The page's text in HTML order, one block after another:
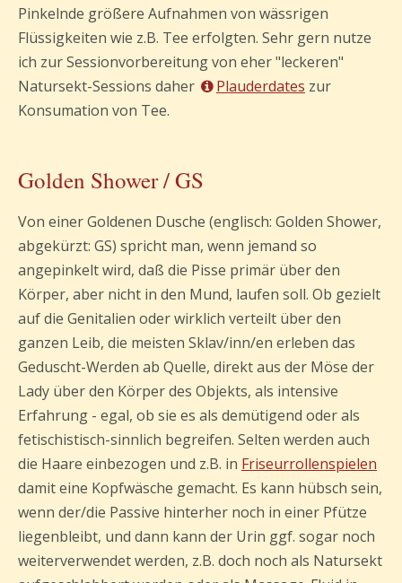
Pinkelnde größere Aufnahmen von wässrigen
Flüssigkeiten wie z.B. Tee erfolgten. Sehr gern nutze
ich zur Sessionvorbereitung von eher "leckeren"
Natursekt-Sessions daher
Plauderdates zur
Konsumation von Tee.
Golden Shower / GS
Von einer Goldenen Dusche (englisch: Golden Shower,
abgekürzt: GS) spricht man, wenn jemand so
angepinkelt wird, daß die Pisse primär über den
Körper, aber nicht in den Mund, laufen soll. Ob gezielt
auf die Genitalien oder wirklich verteilt über den
ganzen Leib, die meisten Sklav/inn/en erleben das
Geduscht-Werden ab Quelle, direkt aus der Möse der
Lady über den Körper des Objekts, als intensive
Erfahrung - egal, ob sie es als demütigend oder als
fetischistisch-sinnlich begreifen. Selten werden auch
die Haare einbezogen und z.B. in Friseurrollenspielen
damit eine Kopfwäsche gemacht. Es kann hübsch sein,
wenn der/die Passive hinterher noch in einer Pfütze
liegenbleibt, und dann kann der Urin ggf. sogar noch
weiterverwendet werden, z.B. doch noch als Natursekt